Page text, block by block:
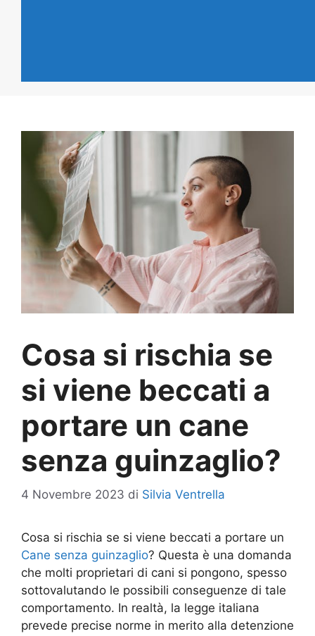
Cosa si rischia se
si viene beccati a
portare un cane
senza guinzaglio?
4 Novembre 2023 di Silvia Ventrella
Cosa si rischia se si viene beccati a portare un
Cane senza guinzaglio? Questa è una domanda
che molti proprietari di cani si pongono, spesso
sottovalutando le possibili conseguenze di tale
comportamento. In realtà, la legge italiana
prevede precise norme in merito alla detenzione